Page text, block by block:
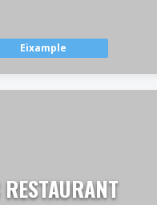
Eixample